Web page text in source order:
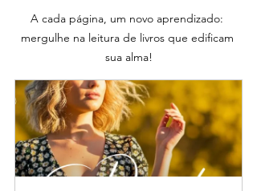
A cada página, um novo aprendizado:
mergulhe na leitura de livros que edificam
sua alma!